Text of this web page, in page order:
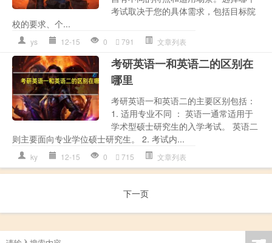
考试取决于您的具体需求，包括目标院
校的要求、个...
ys 12-15 0 791 文章列表
考研英语一和英语二的区别在
哪里
考研英语一和英语二的主要区别包括：
1. 适用专业不同 ： 英语一通常适用于
学术型硕士研究生的入学考试。 英语二
则主要面向专业学位硕士研究生。 2. 考试内...
ky 12-15 0 715 文章列表
下一页